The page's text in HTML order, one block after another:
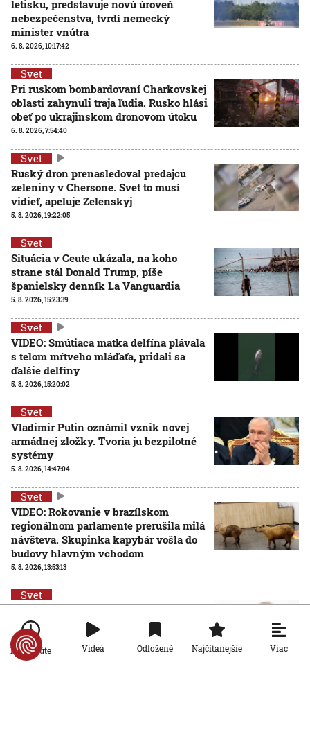
letisku, predstavuje novú úroveň
nebezpečenstva, tvrdí nemecký
minister vnútra
6. 8. 2026, 10:17:42
Svet
Pri ruskom bombardovaní Charkovskej
oblasti zahynuli traja ľudia. Rusko hlási
obeť po ukrajinskom dronovom útoku
6. 8. 2026, 7:54:40
Svet
Ruský dron prenasledoval predajcu
zeleniny v Chersone. Svet to musí
vidieť, apeluje Zelenskyj
5. 8. 2026, 19:22:05
Svet
Situácia v Ceute ukázala, na koho
strane stál Donald Trump, píše
španielsky denník La Vanguardia
5. 8. 2026, 15:23:39
Svet
VIDEO: Smútiaca matka delfína plávala
s telom mŕtveho mláďaťa, pridali sa
ďalšie delfíny
5. 8. 2026, 15:20:02
Svet
Vladimir Putin oznámil vznik novej
armádnej zložky. Tvoria ju bezpilotné
systémy
5. 8. 2026, 14:47:04
Svet
VIDEO: Rokovanie v brazílskom
regionálnom parlamente prerušila milá
návšteva. Skupinka kapybár vošla do
budovy hlavným vchodom
5. 8. 2026, 13:53:13
Svet
svetových lídrov nevzrušuje. Jeho
vyhrážky a ultimáta zostávajú
nenaplnené
Po minúte Videá Odložené Najčítanejšie Viac